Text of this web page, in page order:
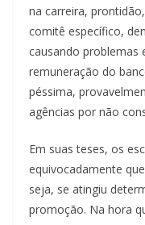
na carreira,
comitê específico,
causando problemas
remuneração do
péssima,
agências por não
Em suas teses, os
equivocadamente
seja, se atingiu
promoção. Na hora